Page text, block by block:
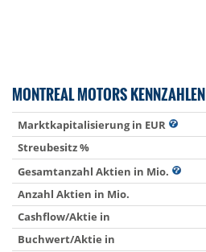
MONTREAL MOTORS KENNZAHLEN
Marktkapitalisierung in EUR
Streubesitz %
Gesamtanzahl Aktien in Mio.
Anzahl Aktien in Mio.
Cashflow/Aktie in
Buchwert/Aktie in